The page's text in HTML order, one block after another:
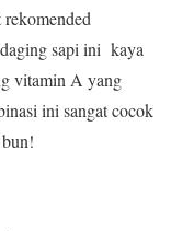
sapi ini kaya
vitamin A yang
ini sangat cocok